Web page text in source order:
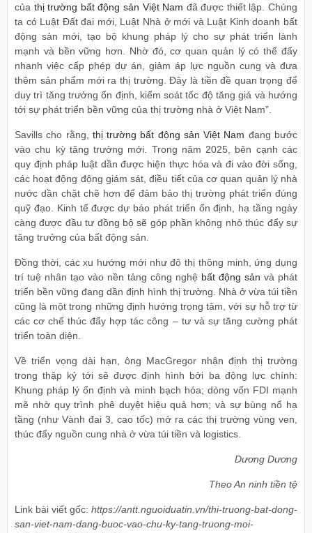
của thị trường bất động sản Việt Nam đã được thiết lập. Chúng
ta có Luật Đất đai mới, Luật Nhà ở mới và Luật Kinh doanh bất
động sản mới, tạo bộ khung pháp lý cho sự phát triển lành
mạnh và bền vững hơn. Nhờ đó, cơ quan quản lý có thể đẩy
nhanh việc cấp phép dự án, giảm áp lực nguồn cung và đưa
thêm sản phẩm mới ra thị trường. Đây là tiền đề quan trọng để
duy trì tăng trưởng ổn định, kiểm soát tốc độ tăng giá và hướng
tới sự phát triển bền vững của thị trường nhà ở Việt Nam”.
Savills cho rằng, thị trường bất động sản Việt Nam đang bước
vào chu kỳ tăng trưởng mới. Trong năm 2025, bên cạnh các
quy định pháp luật dần được hiện thực hóa và đi vào đời sống,
các hoạt động động giám sát, điều tiết của cơ quan quản lý nhà
nước dần chặt chẽ hơn để đảm bảo thị trường phát triển đúng
quỹ đạo. Kinh tế được dự báo phát triển ổn định, hạ tầng ngày
càng được đầu tư đồng bộ sẽ góp phần không nhỏ thúc đẩy sự
tăng trưởng của bất động sản.
Đồng thời, các xu hướng mới như đô thị thông minh, ứng dụng
trí tuệ nhân tạo vào nền tảng công nghệ bất động sản và phát
triển bền vững đang dần định hình thị trường. Nhà ở vừa túi tiền
cũng là một trong những định hướng trọng tâm, với sự hỗ trợ từ
các cơ chế thúc đẩy hợp tác công – tư và sự tăng cường phát
triển toàn diện.
Về triển vọng dài hạn, ông MacGregor nhận định thị trường
trong thập kỷ tới sẽ được định hình bởi ba động lực chính:
Khung pháp lý ổn định và minh bạch hóa; dòng vốn FDI mạnh
mẽ nhờ quy trình phê duyệt hiệu quả hơn; và sự bùng nổ hạ
tầng (như Vành đai 3, cao tốc) mở ra các thị trường vùng ven,
thúc đẩy nguồn cung nhà ở vừa túi tiền và logistics.
Dương Dương
Theo An ninh tiền tệ
Link bài viết gốc: https://antt.nguoiduatin.vn/thi-truong-bat-dong-
san-viet-nam-dang-buoc-vao-chu-ky-tang-truong-moi-